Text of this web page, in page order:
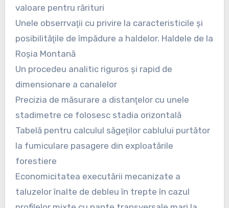
valoare pentru rărituri
Unele obserrvaţii cu privire la caracteristicile şi
posibilităţile de împădure a haldelor. Haldele de la
Roşia Montană
Un procedeu analitic riguros şi rapid de
dimensionare a canalelor
Precizia de măsurare a distanţelor cu unele
stadimetre ce folosesc stadia orizontală
Tabelă pentru calculul săgeţilor cablului purtător
la fumiculare pasagere din exploatările
forestiere
Economicitatea executării mecanizate a
taluzelor înalte de debleu în trepte în cazul